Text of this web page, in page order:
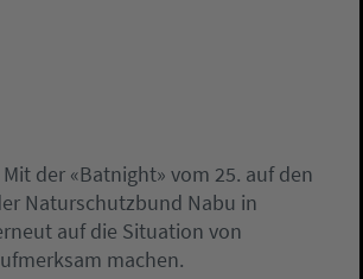
der «Batnight» vom 25. auf den
Naturschutzbund Nabu in
auf die Situation von
machen.